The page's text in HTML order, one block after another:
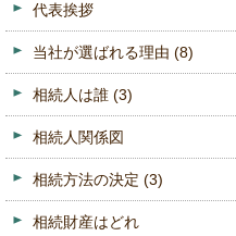
代表挨拶
当社が選ばれる理由 (8)
相続人は誰 (3)
相続人関係図
相続方法の決定 (3)
相続財産はどれ